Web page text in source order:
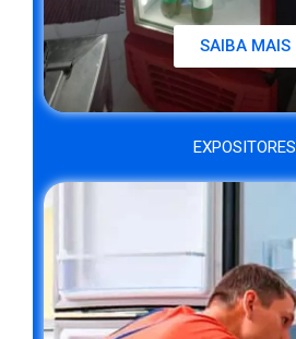
SAIBA MAIS
EXPOSITORES